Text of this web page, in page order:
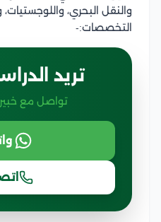
والنقل البحري،
التخصصات:-
تريد
تواصل مع